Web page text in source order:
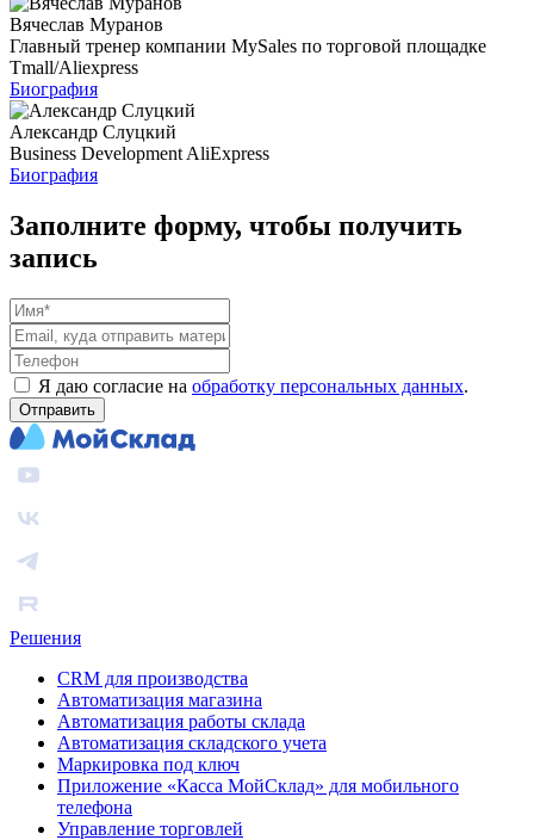
Вячеслав Муранов
Главный тренер компании MySales по торговой площадке
Tmall/Aliexpress
Биография
Александр Слуцкий
Business Development AliExpress
Биография
Заполните форму, чтобы получить
запись
Я даю согласие на обработку персональных данных.
Отправить
Решения
CRM для производства
Автоматизация магазина
Автоматизация работы склада
Автоматизация складского учета
Маркировка под ключ
Приложение «Касса МойСклад» для мобильного
телефона
Управление торговлей